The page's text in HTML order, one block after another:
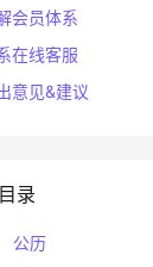
会员体系
在线客服
意见&建议
目录
公历